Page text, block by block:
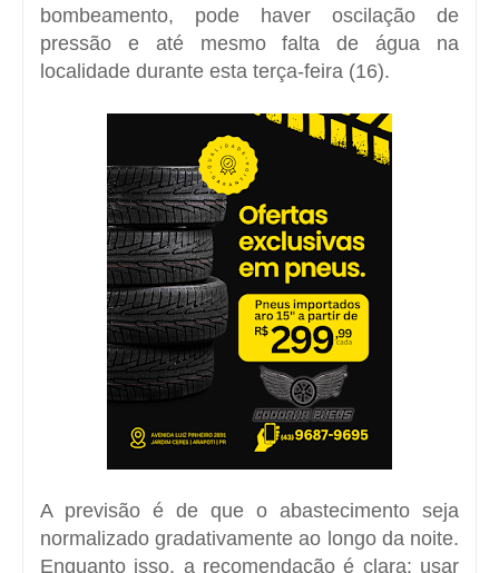
bombeamento, pode haver oscilação de
pressão e até mesmo falta de água na
localidade durante esta terça-feira (16).
A previsão é de que o abastecimento seja
normalizado gradativamente ao longo da noite.
Enquanto isso, a recomendação é clara: usar